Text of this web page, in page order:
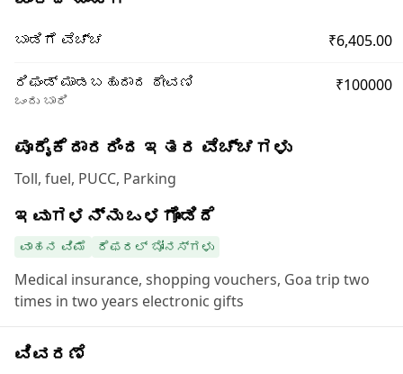
ಬಾಡಿಗೆ ವೆಚ್ಚ ₹6,405.00
ರಿಫಂಡ್ ಮಾಡಬಹುದಾದ ಠೇವಣಿ
ಒಂದು ಬಾರಿ
₹100000
ಪೂರೈಕೆದಾರರಿಂದ ಇತರ ವೆಚ್ಚಗಳು
Toll, fuel, PUCC, Parking
ಇವುಗಳನ್ನು ಒಳಗೊಂಡಿದೆ
ವಾಹನ ವಿಮೆ ರೆಫರಲ್ ಬೋನಸ್‌ಗಳು
Medical insurance, shopping vouchers, Goa trip two
times in two years electronic gifts
ವಿವರಣೆ